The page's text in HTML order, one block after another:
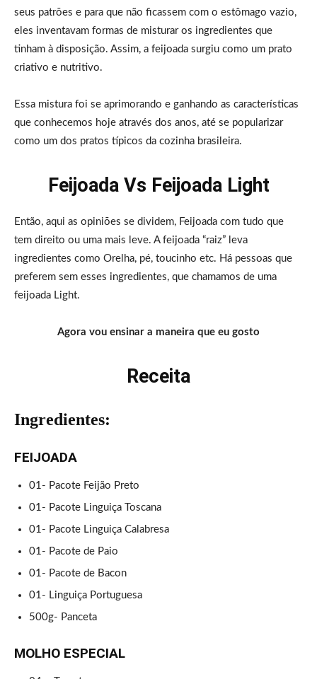
seus patrões e para que não ficassem com o estômago vazio,
eles inventavam formas de misturar os ingredientes que
tinham à disposição. Assim, a feijoada surgiu como um prato
criativo e nutritivo.
Essa mistura foi se aprimorando e ganhando as características
que conhecemos hoje através dos anos, até se popularizar
como um dos pratos típicos da cozinha brasileira.
Feijoada Vs Feijoada Light
Então, aqui as opiniões se dividem, Feijoada com tudo que
tem direito ou uma mais leve. A feijoada “raiz” leva
ingredientes como Orelha, pé, toucinho etc. Há pessoas que
preferem sem esses ingredientes, que chamamos de uma
feijoada Light.
Agora vou ensinar a maneira que eu gosto
Receita
Ingredientes:
FEIJOADA
01- Pacote Feijão Preto
01- Pacote Linguiça Toscana
01- Pacote Linguiça Calabresa
01- Pacote de Paio
01- Pacote de Bacon
01- Linguiça Portuguesa
500g- Panceta
MOLHO ESPECIAL